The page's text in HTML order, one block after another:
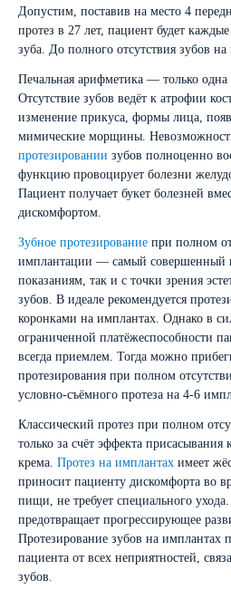
Допустим, поставив на место 4
протез в 27 лет, пациент будет
зуба. До полного отсутствия зубов
Печальная арифметика — только
Отсутствие зубов ведёт к атрофии
изменение прикуса, формы лица,
мимические морщины.
протезировании зубов полноценно
функцию провоцирует болезни
Пациент получает букет болезней
дискомфортом.
Зубное протезирование при полном
имплантации — самый совершенный
показаниям, так и с точки зрения
зубов. В идеале рекомендуется
коронками на имплантах. Однако в
ограниченной платёжеспособности
всегда приемлем. Тогда можно
протезирования при полном
условно-съёмного протеза на 4-6
Классический протез при полном
только за счёт эффекта
крема. Протез на имплантах имеет
приносит пациенту дискомфорта во
пищи, не требует специального
предотвращает прогрессирующее
Протезирование зубов на имплантах
пациента от всех неприятностей,
зубов.